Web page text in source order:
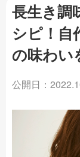
長生き調
シピ！自
の味わい
公開日：